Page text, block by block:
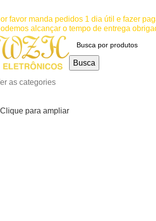
favor manda pedidos 1 dia útil e fazer
alcançar o tempo de entrega
Busca
as categories
Clique para ampliar